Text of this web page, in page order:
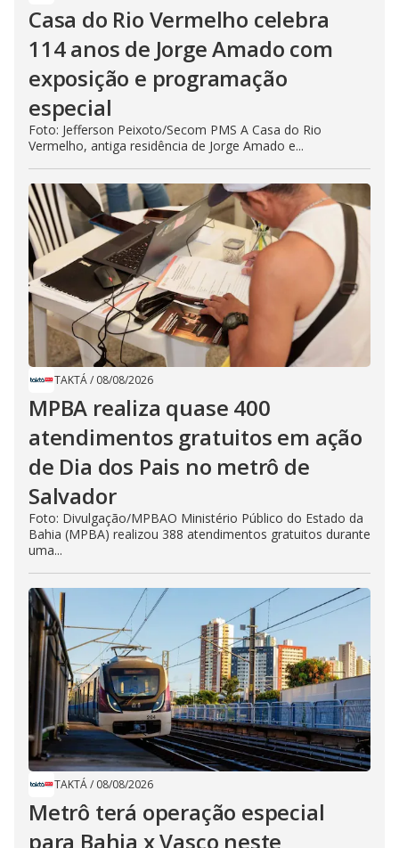
Casa do Rio Vermelho celebra
114 anos de Jorge Amado com
exposição e programação
especial
Foto: Jefferson Peixoto/Secom PMS A Casa do Rio
Vermelho, antiga residência de Jorge Amado e...
TAKTÁ/ 08/08/2026
MPBA realiza quase 400
atendimentos gratuitos em ação
de Dia dos Pais no metrô de
Salvador
Foto: Divulgação/MPBAO Ministério Público do Estado da
Bahia (MPBA) realizou 388 atendimentos gratuitos durante
uma...
TAKTÁ/ 08/08/2026
Metrô terá operação especial
para Bahia x Vasco neste